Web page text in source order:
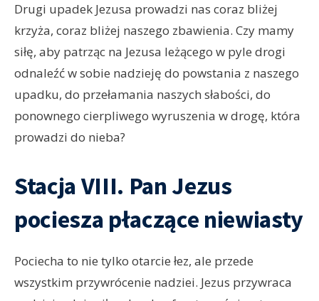
Drugi upadek Jezusa prowadzi nas coraz bliżej
krzyża, coraz bliżej naszego zbawienia. Czy mamy
siłę, aby patrząc na Jezusa leżącego w pyle drogi
odnaleźć w sobie nadzieję do powstania z naszego
upadku, do przełamania naszych słabości, do
ponownego cierpliwego wyruszenia w drogę, która
prowadzi do nieba?
Stacja VIII. Pan Jezus
pociesza płaczące niewiasty
Pociecha to nie tylko otarcie łez, ale przede
wszystkim przywrócenie nadziei. Jezus przywraca